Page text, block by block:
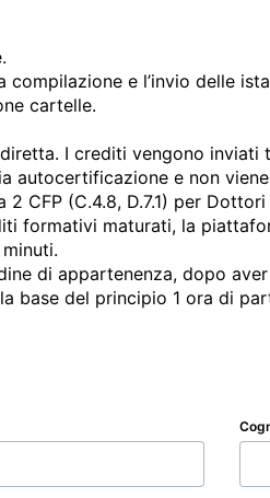
e l’invio delle
cartelle.
I crediti vengono
autocertificazione e non
CFP (C.4.8, D.7.1) per
formativi maturati, la
di appartenenza, dopo
base del principio 1 ora di